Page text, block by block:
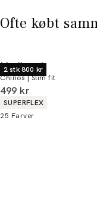
Ofte købt
2 stk 800 kr
Lindbergh
Chinos | Slim fit
I alt (inkl. rabat)
499 kr
Produkt egenskaber
SUPERFLEX
25 Farver